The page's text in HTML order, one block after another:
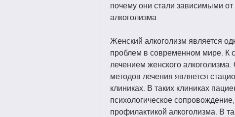
почему они стали зависимыми
алкоголизма
Женский алкоголизм является
проблем в современном мире. К
лечением женского
методов лечения является
клиниках. В таких клиниках
психологическое
профилактикой алкоголизма. В